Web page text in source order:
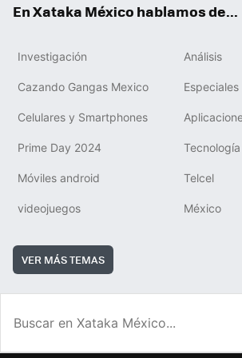
En Xataka México hablamos de...
Investigación Análisis
Cazando Gangas Mexico Especiales
Celulares y Smartphones
Prime Day 2024
Móviles android Telcel
videojuegos México
VER MÁS TEMAS